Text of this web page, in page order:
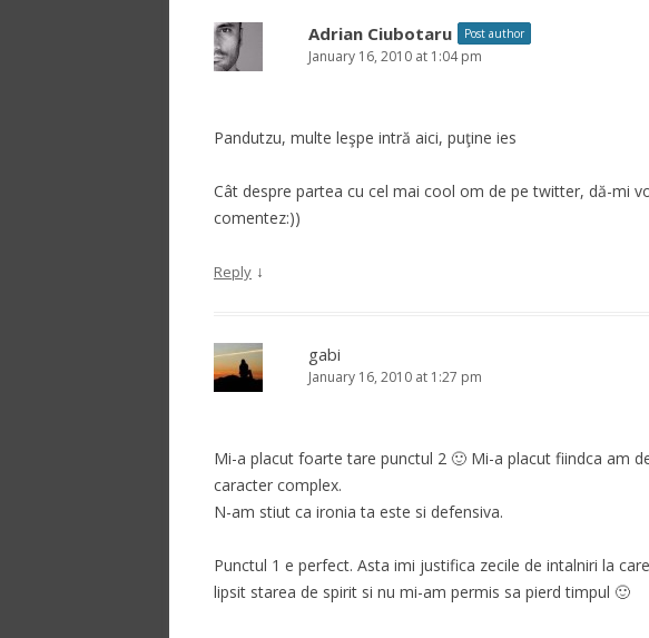
Adrian Ciubotaru Post author
January 16, 2010 at 1:04 pm
Pandutzu, multe leşpe intră aici, puţine ies
Cât despre partea cu cel mai cool om de pe twitter, dă-mi
comentez:))
Reply ↓
gabi
January 16, 2010 at 1:27 pm
Mi-a placut foarte tare punctul 2 🙂 Mi-a placut fiindca am
caracter complex.
N-am stiut ca ironia ta este si defensiva.
Punctul 1 e perfect. Asta imi justifica zecile de intalniri la
lipsit starea de spirit si nu mi-am permis sa pierd timpul 🙂